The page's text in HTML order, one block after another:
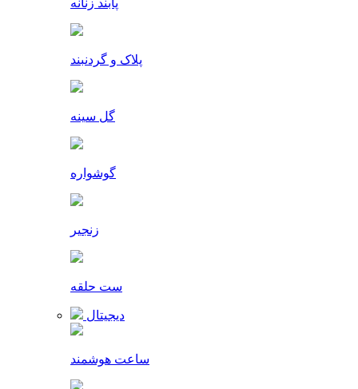
پلاک و گردنبند
گل سینه
گوشواره
زنجیر
ست حلقه
دیجیتال
ساعت هوشمند